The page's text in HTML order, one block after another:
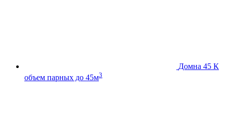
Домна 45 К
объем парных до 45м3